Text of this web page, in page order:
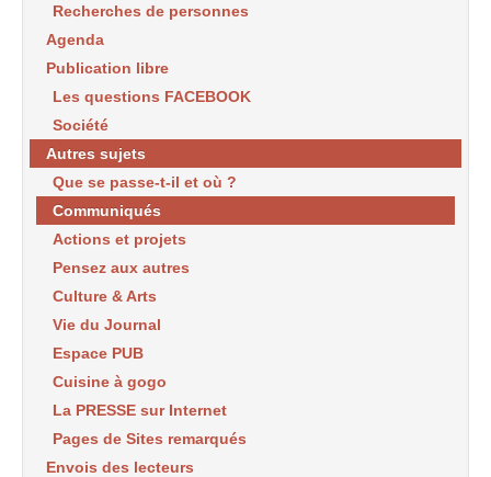
Recherches de personnes
Agenda
Publication libre
Les questions FACEBOOK
Société
Autres sujets
Que se passe-t-il et où ?
Communiqués
Actions et projets
Pensez aux autres
Culture & Arts
Vie du Journal
Espace PUB
Cuisine à gogo
La PRESSE sur Internet
Pages de Sites remarqués
Envois des lecteurs